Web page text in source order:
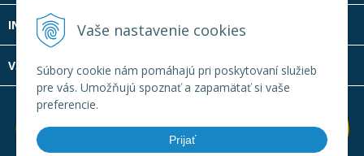
Vaše nastavenie cookies
Súbory cookie nám pomáhajú pri poskytovaní služieb
pre vás. Umožňujú spoznať a zapamätať si vaše
preferencie.
Prijať
INFOLINKA
VŠETKO O NÁKUPE